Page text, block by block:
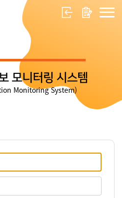
모니터링 시스템
Monitoring System)